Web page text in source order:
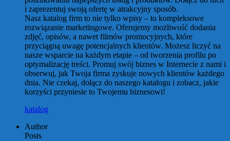
i zaprezentuj swoją ofertę w atrakcyjny sposób.
Nasz katalog firm to nie tylko wpisy – to kompleksowe
rozwiązanie marketingowe. Oferujemy możliwość dodania
zdjęć, opisów, a nawet filmów promocyjnych, które
przyciągną uwagę potencjalnych klientów. Możesz liczyć na
nasze wsparcie na każdym etapie – od tworzenia profilu po
optymalizację treści. Promuj swój biznes w Internecie z nami i
obserwuj, jak Twoja firma zyskuje nowych klientów każdego
dnia. Nie czekaj, dołącz do naszego katalogu i zobacz, jakie
korzyści przyniesie to Twojemu biznesowi!
katalog
Author
Posts